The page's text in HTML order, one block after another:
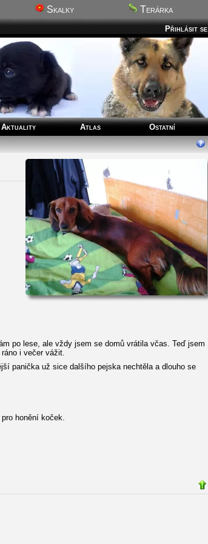
Skalky Terárka
Přihlásit se
Aktuality Atlas
Ostatní
po lese, ale vždy jsem se domů vrátila včas. Teď jsem
i večer vážit.
panička už sice dalšího pejska nechtěla a dlouho se
honění koček.